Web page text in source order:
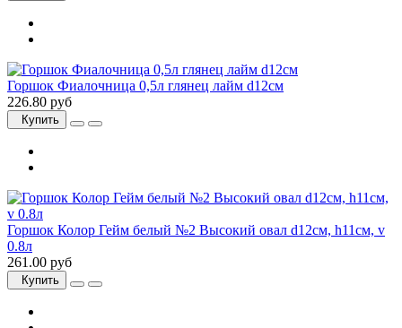
Горшок Фиалочница 0,5л глянец лайм d12см
226.80 руб
Купить
Горшок Колор Гейм белый №2 Высокий овал d12см, h11см, v
0.8л
261.00 руб
Купить